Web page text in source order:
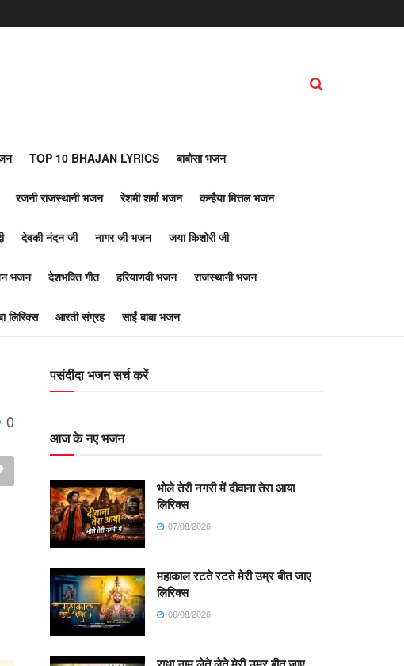
TOP 10 BHAJAN LYRICS बाबोसा भजन
रजनी राजस्थानी भजन रेशमी शर्मा भजन कन्हैया मित्तल भजन
देवकी नंदन जी नागर जी भजन जया किशोरी जी
भजन देशभक्ति गीत हरियाणवी भजन राजस्थानी भजन
लिरिक्स आरती संग्रह साईं बाबा भजन
0
पसंदीदा भजन सर्च करें
आज के नए भजन
भोले तेरी नगरी में दीवाना तेरा आया
लिरिक्स
07/08/2026
महाकाल रटते रटते मेरी उम्र बीत जाए
लिरिक्स
06/08/2026